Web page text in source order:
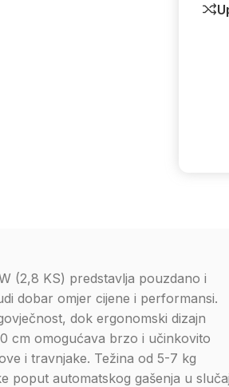
(2,8 KS) predstavlja pouzdano i
dobar omjer cijene i performansi.
dok ergonomski dizajn
cm omogućava brzo i učinkovito
i travnjake. Težina od 5-7 kg
poput automatskog gašenja u